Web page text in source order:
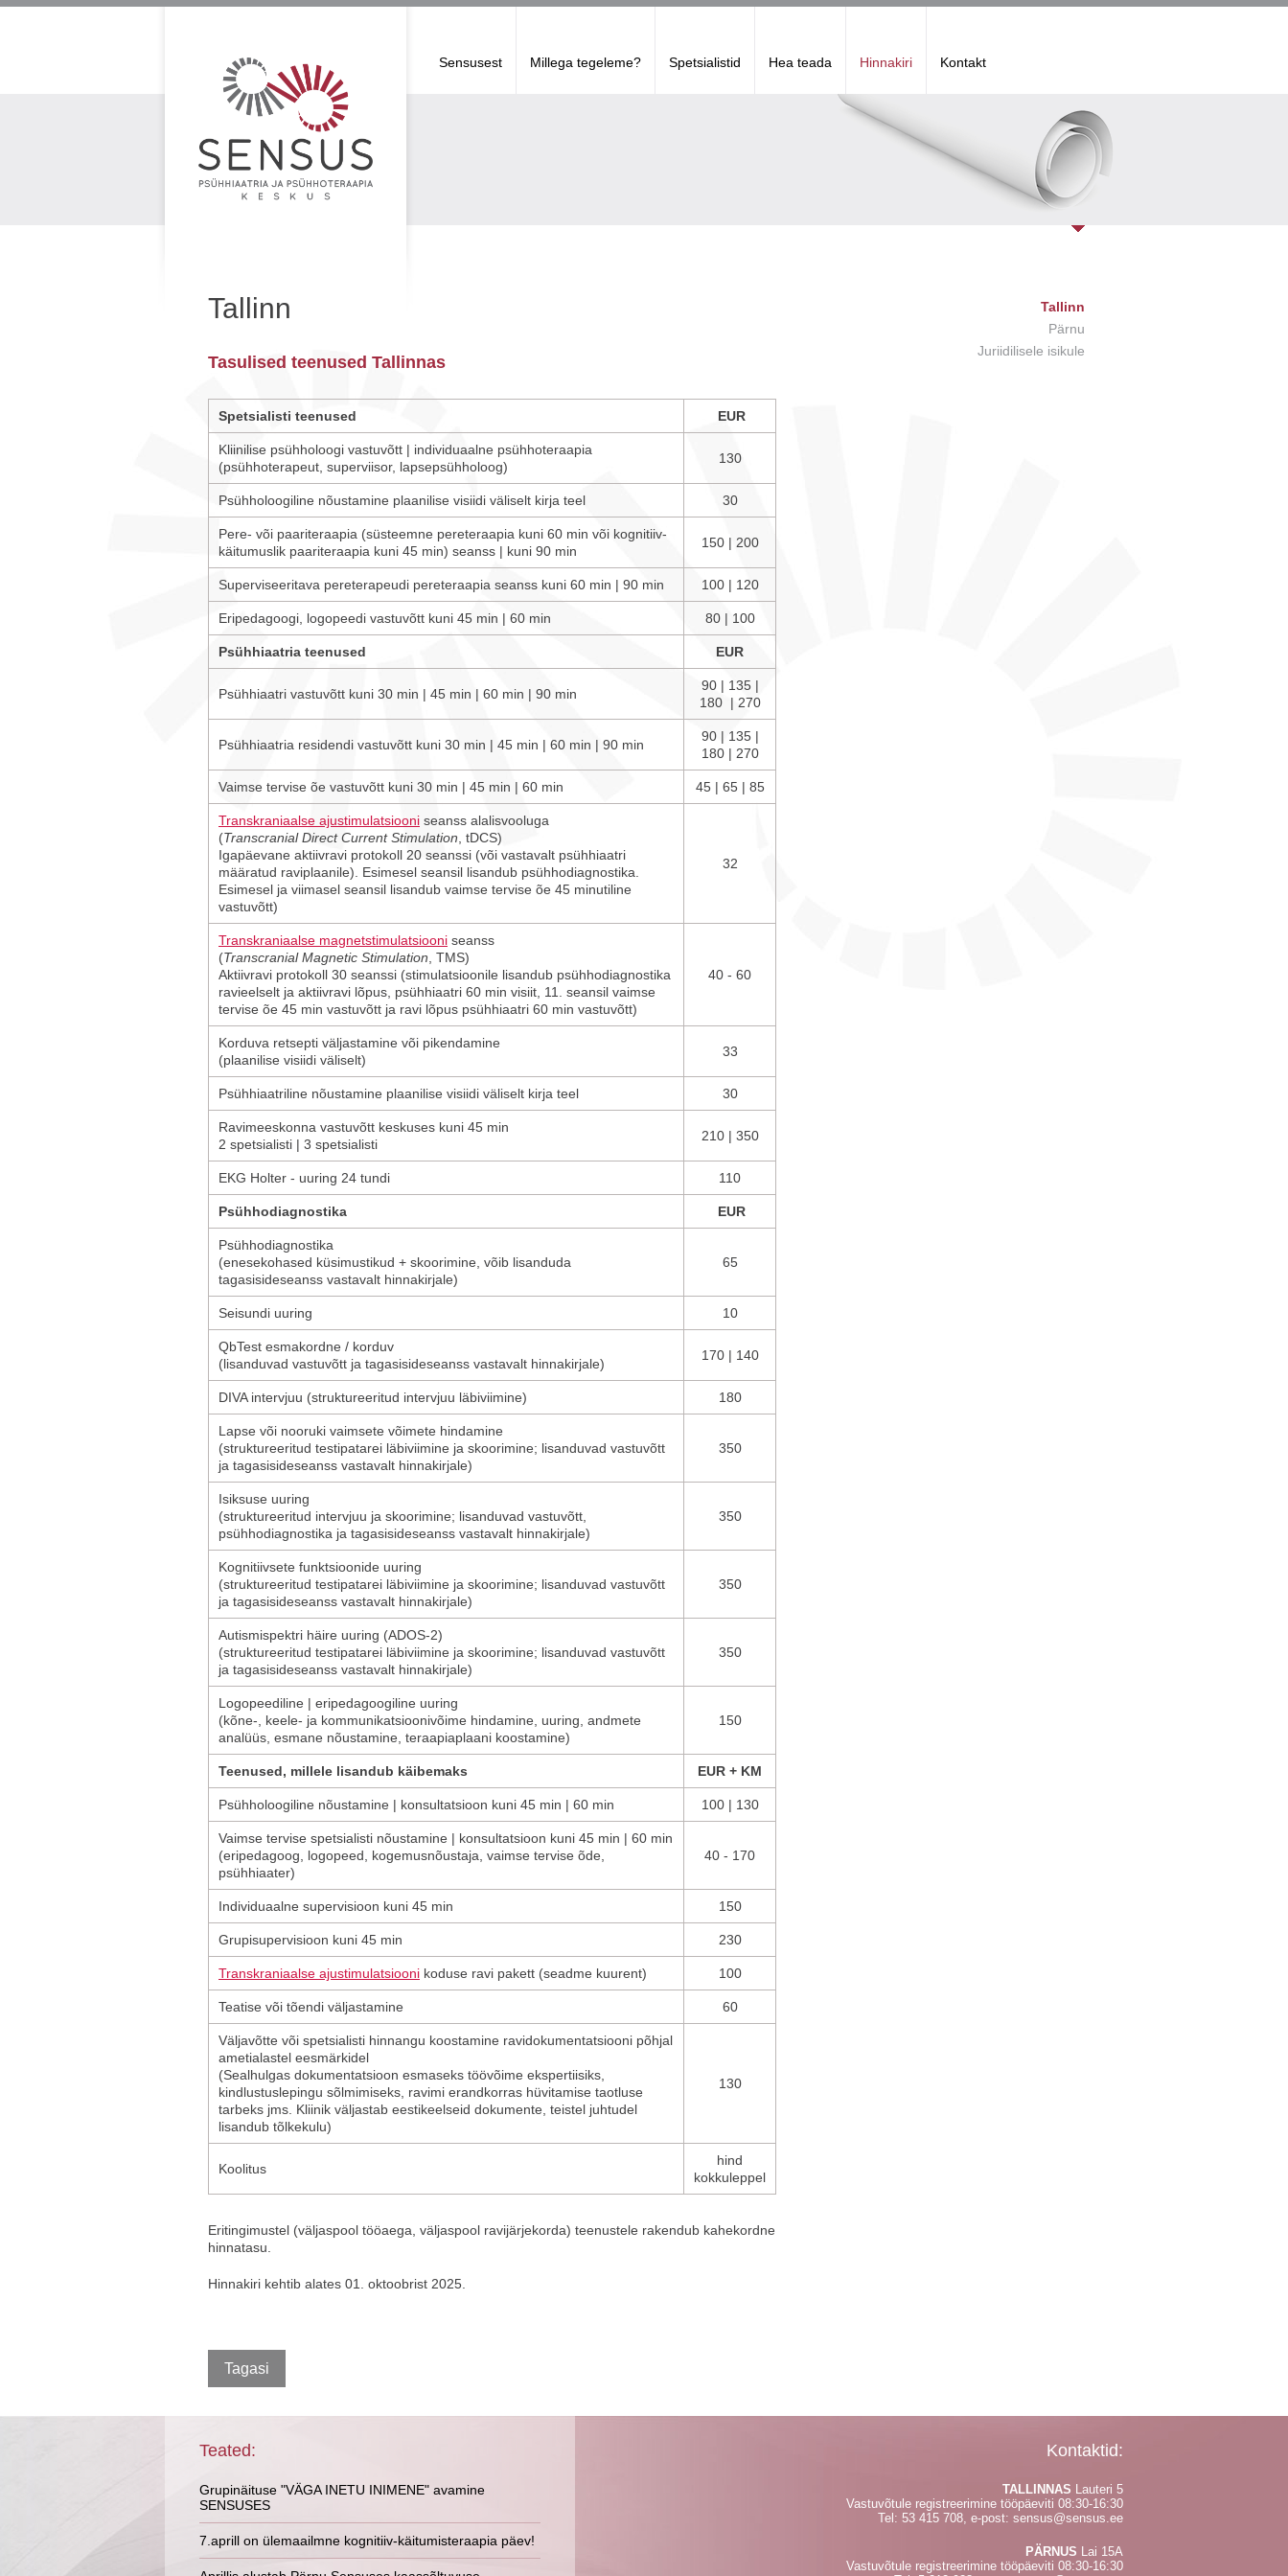
Sensusest Millega tegeleme? Spetsialistid Hea teada Hinnakiri Kontakt
Tallinn
Pärnu
Juriidilisele isikule
Tallinn
Tasulised teenused Tallinnas
Spetsialisti teenused EUR
Kliinilise psühholoogi vastuvõtt | individuaalne psühhoteraapia
(psühhoterapeut, superviisor, lapsepsühholoog)
130
Psühholoogiline nõustamine plaanilise visiidi väliselt kirja teel 30
Pere- või paariteraapia (süsteemne pereteraapia kuni 60 min või kognitiiv-
käitumuslik paariteraapia kuni 45 min) seanss | kuni 90 min
150 | 200
Superviseeritava pereterapeudi pereteraapia seanss kuni 60 min | 90 min 100 | 120
Eripedagoogi, logopeedi vastuvõtt kuni 45 min | 60 min 80 | 100
Psühhiaatria teenused EUR
Psühhiaatri vastuvõtt kuni 30 min | 45 min | 60 min | 90 min
90 | 135 |
180 | 270
Psühhiaatria residendi vastuvõtt kuni 30 min | 45 min | 60 min | 90 min
90 | 135 |
180 | 270
Vaimse tervise õe vastuvõtt kuni 30 min | 45 min | 60 min 45 | 65 | 85
Transkraniaalse ajustimulatsiooni seanss alalisvooluga
(Transcranial Direct Current Stimulation , tDCS)
Igapäevane aktiivravi protokoll 20 seanssi (või vastavalt psühhiaatri
määratud raviplaanile). Esimesel seansil lisandub psühhodiagnostika.
Esimesel ja viimasel seansil lisandub vaimse tervise õe 45 minutiline
vastuvõtt)
32
Transkraniaalse magnetstimulatsiooni seanss
(Transcranial Magnetic Stimulation , TMS)
Aktiivravi protokoll 30 seanssi (stimulatsioonile lisandub psühhodiagnostika
ravieelselt ja aktiivravi lõpus, psühhiaatri 60 min visiit, 11. seansil vaimse
tervise õe 45 min vastuvõtt ja ravi lõpus psühhiaatri 60 min vastuvõtt)
40 - 60
Korduva retsepti väljastamine või pikendamine
(plaanilise visiidi väliselt)
33
Psühhiaatriline nõustamine plaanilise visiidi väliselt kirja teel 30
Ravimeeskonna vastuvõtt keskuses kuni 45 min
2 spetsialisti | 3 spetsialisti
210 | 350
EKG Holter - uuring 24 tundi 110
Psühhodiagnostika EUR
Psühhodiagnostika
(enesekohased küsimustikud + skoorimine, võib lisanduda
tagasisideseanss vastavalt hinnakirjale)
65
Seisundi uuring 10
QbTest esmakordne / korduv
(lisanduvad vastuvõtt ja tagasisideseanss vastavalt hinnakirjale)
170 | 140
DIVA intervjuu (struktureeritud intervjuu läbiviimine) 180
Lapse või nooruki vaimsete võimete hindamine
(struktureeritud testipatarei läbiviimine ja skoorimine; lisanduvad vastuvõtt
ja tagasisideseanss vastavalt hinnakirjale)
350
Isiksuse uuring
(struktureeritud intervjuu ja skoorimine; lisanduvad vastuvõtt,
psühhodiagnostika ja tagasisideseanss vastavalt hinnakirjale)
350
Kognitiivsete funktsioonide uuring
(struktureeritud testipatarei läbiviimine ja skoorimine; lisanduvad vastuvõtt
ja tagasisideseanss vastavalt hinnakirjale)
350
Autismispektri häire uuring (ADOS-2)
(struktureeritud testipatarei läbiviimine ja skoorimine; lisanduvad vastuvõtt
ja tagasisideseanss vastavalt hinnakirjale)
350
Logopeediline | eripedagoogiline uuring
(kõne-, keele- ja kommunikatsioonivõime hindamine, uuring, andmete
analüüs, esmane nõustamine, teraapiaplaani koostamine)
150
Teenused, millele lisandub käibemaks EUR + KM
Psühholoogiline nõustamine | konsultatsioon kuni 45 min | 60 min 100 | 130
Vaimse tervise spetsialisti nõustamine | konsultatsioon kuni 45 min | 60 min
(eripedagoog, logopeed, kogemusnõustaja, vaimse tervise õde,
psühhiaater)
40 - 170
Individuaalne supervisioon kuni 45 min 150
Grupisupervisioon kuni 45 min 230
Transkraniaalse ajustimulatsiooni koduse ravi pakett (seadme kuurent) 100
Teatise või tõendi väljastamine 60
Väljavõtte või spetsialisti hinnangu koostamine ravidokumentatsiooni põhjal
ametialastel eesmärkidel
(Sealhulgas dokumentatsioon esmaseks töövõime ekspertiisiks,
kindlustuslepingu sõlmimiseks, ravimi erandkorras hüvitamise taotluse
tarbeks jms. Kliinik väljastab eestikeelseid dokumente, teistel juhtudel
lisandub tõlkekulu)
130
Koolitus
hind
kokkuleppel
Eritingimustel (väljaspool tööaega, väljaspool ravijärjekorda) teenustele rakendub kahekordne
hinnatasu.
Hinnakiri kehtib alates 01. oktoobrist 2025.
Teated:
Grupinäituse "VÄGA INETU INIMENE" avamine
SENSUSES
7.aprill on ülemaailmne kognitiiv-käitumisteraapia päev!
Kontaktid:
TALLINNAS Lauteri 5
Vastuvõtule registreerimine tööpäeviti 08:30-16:30
Tel: 53 415 708, e-post: sensus@sensus.ee
PÄRNUS Lai 15A
Vastuvõtule registreerimine tööpäeviti 08:30-16:30